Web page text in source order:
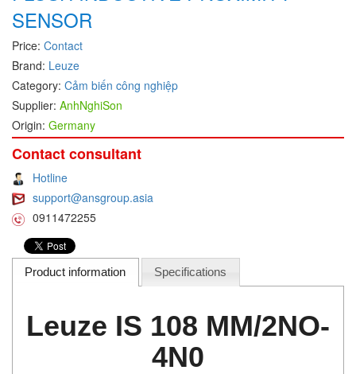
DEIF
Delmhorst VietNam
DELTA
Delta Ohm
Delta sensor
Delta-mobrey
DEMA Engineering/ Foam- IT
DESAX
DET-TRONICS
Deublin
Diakont
DINA Elektronik
SENSOR
Price: Contact
Brand: Leuze
Category: Cảm biến công nghiệp
Supplier: AnhNghiSon
Origin: Germany
Contact consultant
Hotline
support@ansgroup.asia
0911472255
Product information Specifications
Leuze IS 108 MM/2NO-
4N0